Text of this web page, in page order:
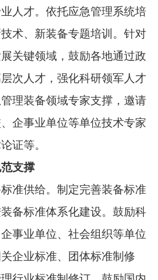
推动培育一批安全应急
新技术企业、专精特
，促进安全应急装备领
区提质升级，引领带动
会、产业联盟、装备创
筹协调安全应急装备产
攻关、实战验证、先进
制，完善部际、部省协同
强化部省联动，全面谋
理装备发展工作合力。
等多元化资金投入机